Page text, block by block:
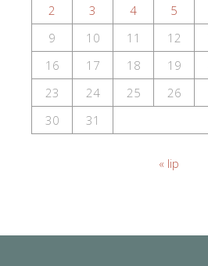
2
3 4 5
9
10 11 12
16
17 18 19
23
24 25 26
30
31
« lip